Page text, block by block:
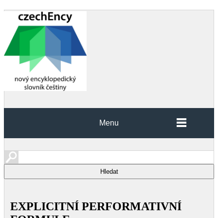
Menu
EXPLICITNÍ PERFORMATIVNÍ